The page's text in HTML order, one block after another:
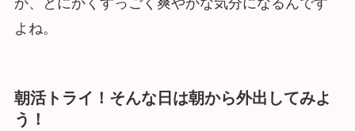
か、とにかくすっごく爽やかな気分になるんです
よね。
朝活トライ！そんな日は朝から外出してみよ
う！